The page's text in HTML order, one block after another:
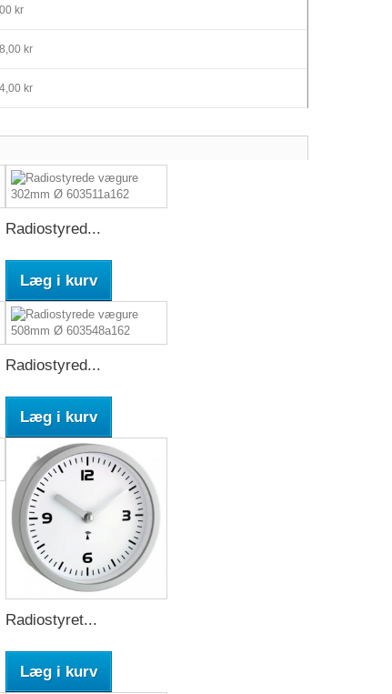
kr
kr
kr
Radiostyred...
Læg i kurv
Radiostyred...
Læg i kurv
Radiostyret...
Læg i kurv